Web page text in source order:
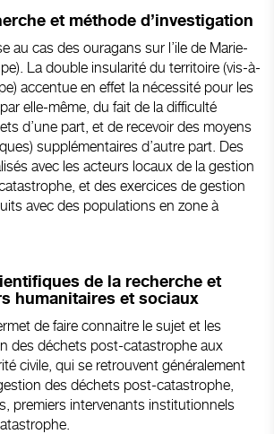
et méthode d’investigation
au cas des ouragans sur l’ile de Marie-
La double insularité du territoire (vis-à-
accentue en effet la nécessité pour les
elle-même, du fait de la difficulté
d’une part, et de recevoir des moyens
supplémentaires d’autre part. Des
avec les acteurs locaux de la gestion
et des exercices de gestion
avec des populations en zone à
de la recherche et
humanitaires et sociaux
de faire connaitre le sujet et les
des déchets post-catastrophe aux
civile, qui se retrouvent généralement
des déchets post-catastrophe,
premiers intervenants institutionnels